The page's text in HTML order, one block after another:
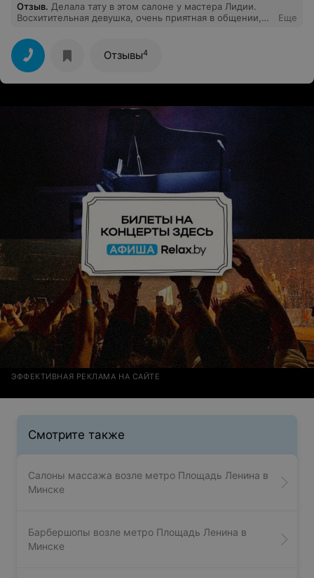
Отзыв. Делала тату в этом салоне у мастера Лидии.
Восхитительная девушка, очень приятная в общении,
боли и других неприятностей с ней не ощущалось.
Татуировка выполнена в соответствии со всеми моими
желаниями. Период заживления прошел быстро. Если
решусь на вторую, буду делать только у неё.
Рекомендую всем, особенно женщинам. Лида - вы
Еще
Отзывы4
ЭФФЕКТИВНАЯ РЕКЛАМА НА САЙТЕ
Смотрите также
Салоны массажа возле метро Площадь Ленина в
Минске
Барбершопы возле метро Площадь Ленина в
Минске